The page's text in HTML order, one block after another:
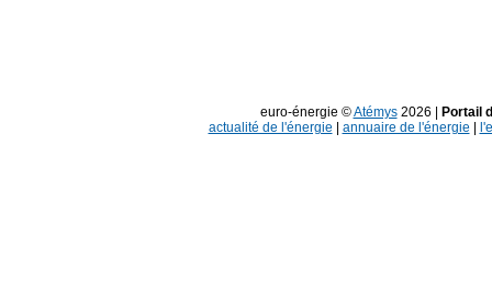
euro-énergie ©Atémys2026 |
Portail
actualité de l'énergie
annuaire de l'énergie